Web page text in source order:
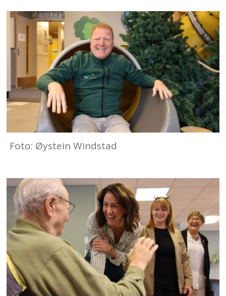
Foto: Øystein Windstad